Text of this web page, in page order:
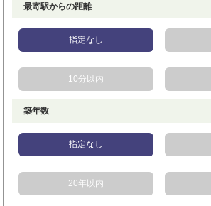
最寄駅からの距離
指定なし
10分以内
築年数
指定なし
20年以内